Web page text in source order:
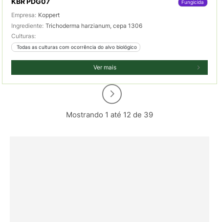
Fungicida
Empresa: Koppert
Ingrediente: Trichoderma harzianum, cepa 1306
Culturas:
Todas as culturas com ocorrência do alvo biológico
Ver mais
Mostrando 1 até 12 de 39